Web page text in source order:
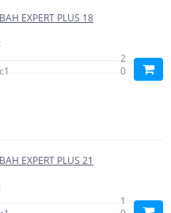
EXPERT PLUS 18
2
0
EXPERT PLUS 21
1